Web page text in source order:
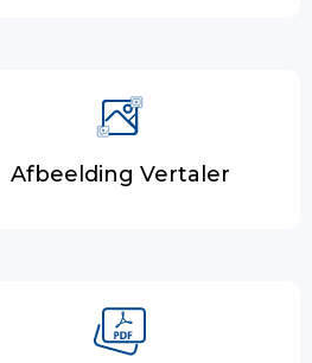
Afbeelding Vertaler